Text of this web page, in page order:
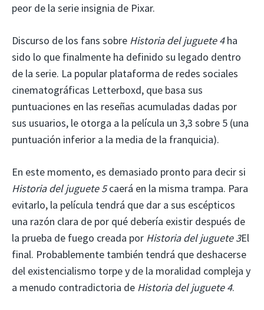
peor de la serie insignia de Pixar.
Discurso de los fans sobre Historia del juguete 4ha
sido lo que finalmente ha definido su legado dentro
de la serie. La popular plataforma de redes sociales
cinematográficas Letterboxd, que basa sus
puntuaciones en las reseñas acumuladas dadas por
sus usuarios, le otorga a la película un 3,3 sobre 5 (una
puntuación inferior a la media de la franquicia).
En este momento, es demasiado pronto para decir si
Historia del juguete 5caerá en la misma trampa. Para
evitarlo, la película tendrá que dar a sus escépticos
una razón clara de por qué debería existir después de
la prueba de fuego creada por Historia del juguete 3El
final. Probablemente también tendrá que deshacerse
del existencialismo torpe y de la moralidad compleja y
a menudo contradictoria de Historia del juguete 4.